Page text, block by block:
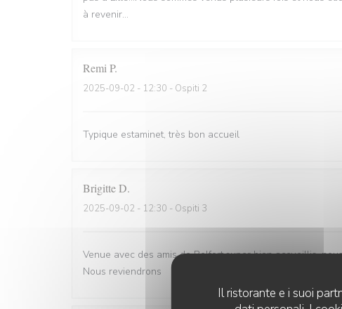
Il ristorante e i suoi
à revenir...
Remi P
2025-09-02 - 12:30 - Ospiti 2
Typique estaminet, très bon accueil
BrigitteD
2025-09-02 - 12:30 - Ospiti 3
Venue avec des amis de Belfort.super bien accueillis,
Nous reviendrons